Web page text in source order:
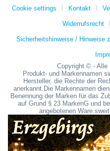
Cookie settings Kontakt
Widerrufsrecht
Sicherheitshinweise / Hinweise
Copyright © - Alle
Produkt- und Markennamen
Hersteller, die Rechte der
anerkannt.Die Markennamen
Benennung der Marken für das
auf Grund § 23 MarkenG und
angebotenen